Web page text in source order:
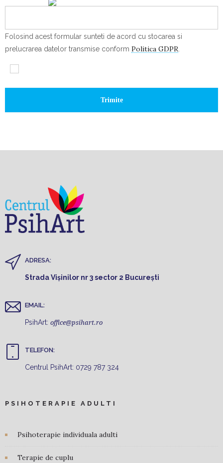
Folosind acest formular sunteti de acord cu stocarea si
prelucrarea datelor transmise conform Politica GDPR
ADRESA:
Strada Vișinilor nr 3 sector 2 București
EMAIL:
PsihArt: office@psihart.ro
TELEFON:
Centrul PsihArt: 0729 787 324
PSIHOTERAPIE ADULTI
Psihoterapie individuala adulti
Terapie de cuplu